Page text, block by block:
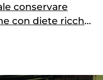
conservare
con diete ricche